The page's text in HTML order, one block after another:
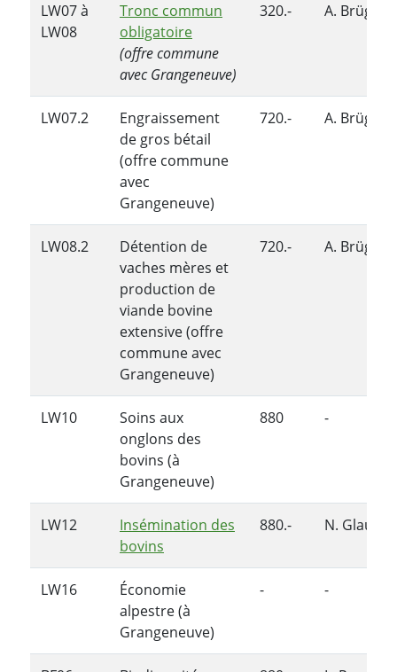
LW07 à
LW08
Tronc commun
obligatoire
(offre commune
avec Grangeneuve)
320.- A. Brügger
LW07.2
Engraissement
de gros bétail
(offre commune
avec
Grangeneuve)
720.- A. Brügger
LW08.2
Détention de
vaches mères et
production de
viande bovine
extensive (offre
commune avec
Grangeneuve)
720.- A. Brügger
LW10
Soins aux
onglons des
bovins (à
Grangeneuve)
880 -
LW12
Insémination des
bovins
880.- N. Glauser
LW16
Économie
alpestre (à
Grangeneuve)
- -